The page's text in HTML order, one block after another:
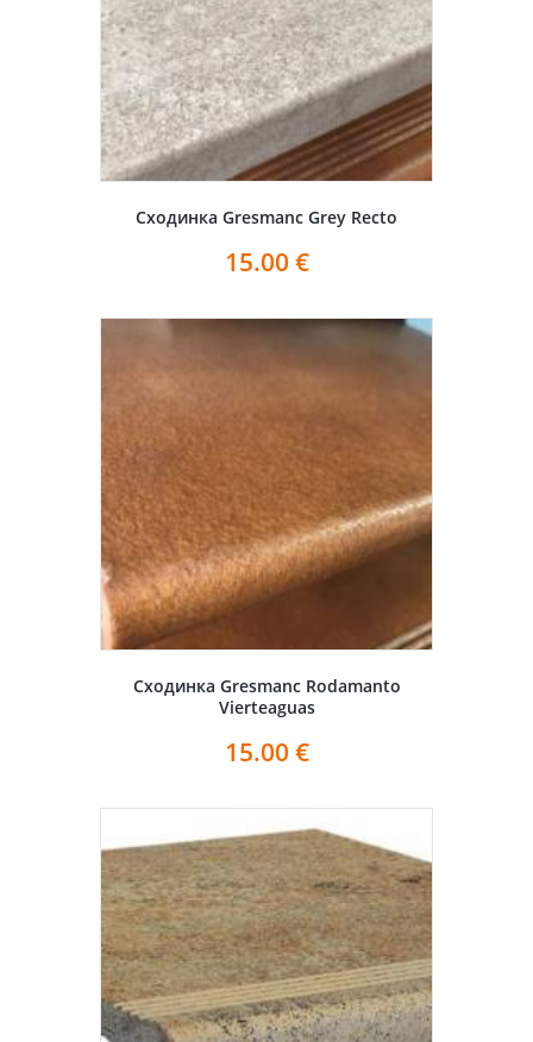
Сходинка Gresmanc Grey Recto
15.00 €
Сходинка Gresmanc Rodamanto
Vierteaguas
15.00 €